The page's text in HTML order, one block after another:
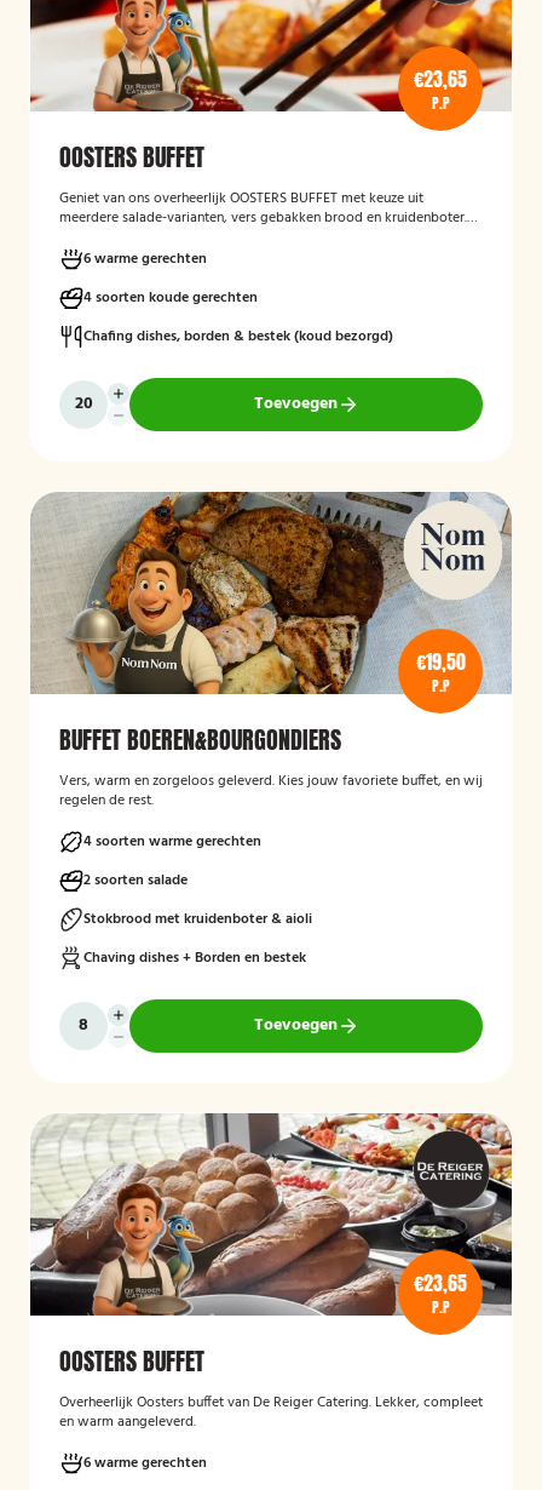
€23,65
P.P
OOSTERS BUFFET
Geniet van ons overheerlijk OOSTERS BUFFET met keuze uit
meerdere salade-varianten, vers gebakken brood en kruidenboter.
6 warme gerechten
4 soorten koude gerechten
Chafing dishes, borden & bestek (koud bezorgd)
Toevoegen
€19,50
P.P
BUFFET BOEREN&BOURGONDIERS
Vers, warm en zorgeloos geleverd. Kies jouw favoriete buffet, en wij
regelen de rest.
4 soorten warme gerechten
2 soorten salade
Stokbrood met kruidenboter & aioli
Chaving dishes + Borden en bestek
Toevoegen
€23,65
P.P
OOSTERS BUFFET
Overheerlijk Oosters buffet van De Reiger Catering. Lekker, compleet
en warm aangeleverd.
6 warme gerechten